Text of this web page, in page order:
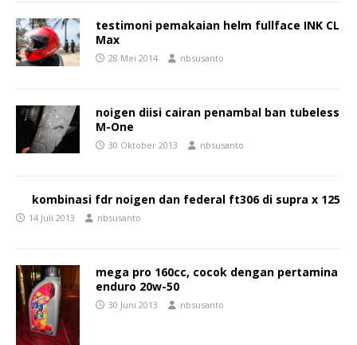
testimoni pemakaian helm fullface INK CL
Max
28 Mei 2014 nbsusanto
noigen diisi cairan penambal ban tubeless
M-One
30 Oktober 2013 nbsusanto
kombinasi fdr noigen dan federal ft306 di supra x 125
14 Juli 2013 nbsusanto
mega pro 160cc, cocok dengan pertamina
enduro 20w-50
30 Juni 2013 nbsusanto